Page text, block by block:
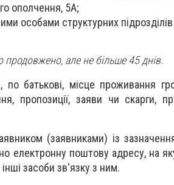
ополчення, 5А;
особами структурних
але не більше 45 днів.
батькові, місце проживання
пропозиції, заяви чи скарги,
(заявниками) із
електронну поштову адресу, на
засоби зв'язку з ним.